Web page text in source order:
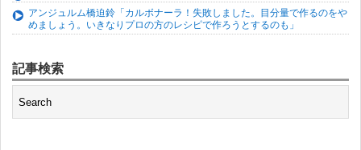
アンジュルム橋迫鈴「カルボナーラ！失敗しました。目分量で作るのをや
めましょう。いきなりプロの方のレシピで作ろうとするのも」
記事検索